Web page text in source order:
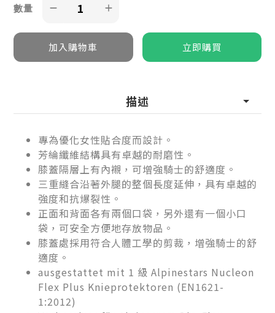
數量
描述
專為優化女性貼合度而設計。
芳綸纖維結構具有卓越的耐磨性。
膝蓋隔層上有內襯，可增強騎士的舒適度。
三重縫合沿著外腿的整個長度延伸，具有卓越的
強度和抗爆裂性。
正面和背面各有兩個口袋，另外還有一個小口
袋，可安全方便地存放物品。
膝蓋處採用符合人體工學的剪裁，增強騎士的舒
適度。
ausgestattet mit 1 級 Alpinestars Nucleon
Flex Plus Knieprotektoren (EN1621-
1:2012)